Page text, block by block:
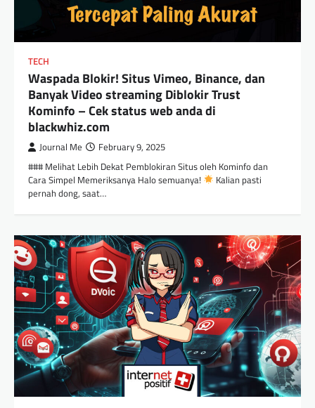
TECH
Waspada Blokir! Situs Vimeo, Binance, dan
Banyak Video streaming Diblokir Trust
Kominfo – Cek status web anda di
blackwhiz.com
Journal Me February 9, 2025
### Melihat Lebih Dekat Pemblokiran Situs oleh Kominfo dan
Cara Simpel Memeriksanya Halo semuanya!
Kalian pasti
pernah dong, saat…